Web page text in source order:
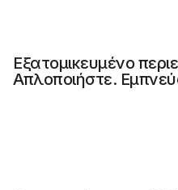
Εξατομικευμένο
Απλοποιήστε.